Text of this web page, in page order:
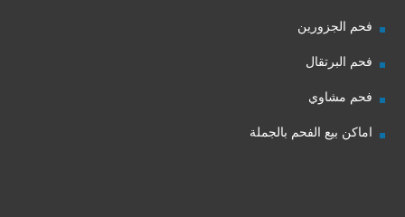
فحم الجزورين
فحم البرتقال
فحم مشاوي
اماكن بيع الفحم بالجملة